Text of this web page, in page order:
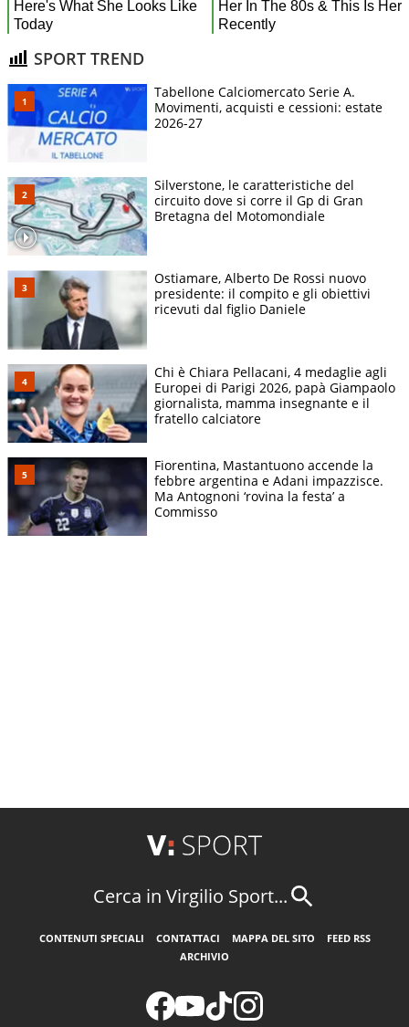
SPORT TREND
Tabellone Calciomercato Serie A.
Movimenti, acquisti e cessioni: estate
2026-27
Silverstone, le caratteristiche del
circuito dove si corre il Gp di Gran
Bretagna del Motomondiale
Ostiamare, Alberto De Rossi nuovo
presidente: il compito e gli obiettivi
ricevuti dal figlio Daniele
Chi è Chiara Pellacani, 4 medaglie agli
Europei di Parigi 2026, papà Giampaolo
giornalista, mamma insegnante e il
fratello calciatore
Fiorentina, Mastantuono accende la
febbre argentina e Adani impazzisce.
Ma Antognoni ‘rovina la festa’ a
Commisso
Cerca in Virgilio Sport...
CONTENUTI SPECIALI CONTATTACI MAPPA DEL SITO
FEED RSS
ARCHIVIO